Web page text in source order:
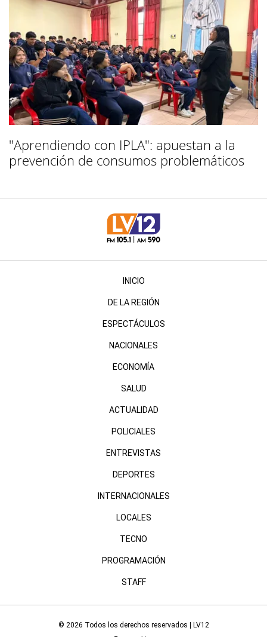
"Aprendiendo con IPLA": apuestan a la
prevención de consumos problemáticos
INICIO
DE LA REGIÓN
ESPECTÁCULOS
NACIONALES
ECONOMÍA
SALUD
ACTUALIDAD
POLICIALES
ENTREVISTAS
DEPORTES
INTERNACIONALES
LOCALES
TECNO
PROGRAMACIÓN
STAFF
© 2026 Todos los derechos reservados | LV12